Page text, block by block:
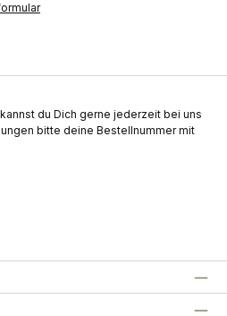
du Dich gerne jederzeit bei uns
bitte deine Bestellnummer mit